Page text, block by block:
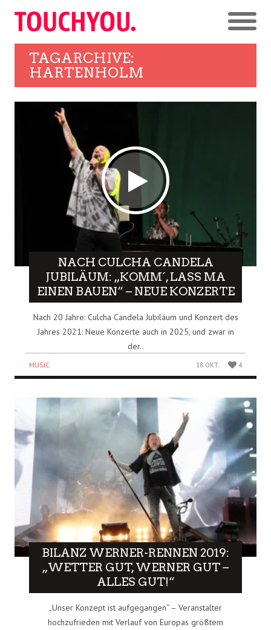
TAGARCHIVE:
HARTENHOLM
NACH CULCHA CANDELA
JUBILÄUM: „KOMM´, LASS MA
EINEN BAUEN“ – NEUE KONZERTE
Nach 20 Jahre: Culcha Candela Jubiläum und Konzert des
Jahres 2021: Neue Konzerte auch in 2025, und zwar in
der..
MUSIC 18 OKT. 4
BILANZ WERNER-RENNEN 2019:
„WETTER GUT, WERNER GUT –
ALLES GUT!“
„Unser Konzept ist aufgegangen“ – Veranstalter
hochzufrieden mit Verlauf von Europas größtem